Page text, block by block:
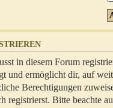
in diesem Forum
und ermöglicht dir, auf
Berechtigungen
registrierst. Bitte beachte